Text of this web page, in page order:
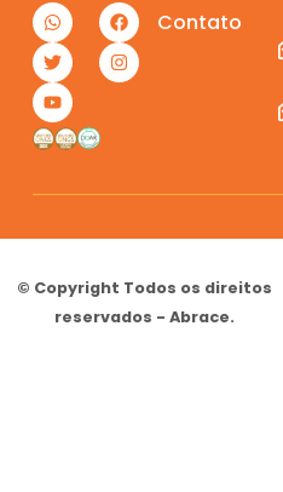
Contato
© Copyright Todos os direitos
reservados - Abrace.